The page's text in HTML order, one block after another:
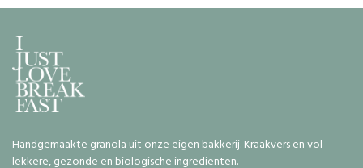
Handgemaakte granola uit onze eigen bakkerij. Kraakvers en vol
lekkere, gezonde en biologische ingrediënten.